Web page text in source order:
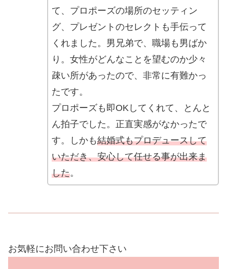
て、プロポーズの場所のセッティン
グ、プレゼントのセレクトも手伝って
くれました。男兄弟で、職場も男ばか
り。女性がどんなことを望むのか少々
疎い所があったので、非常に有難かっ
たです。
プロポーズも即OKしてくれて、とんと
ん拍子でした。正直実感がなかったで
す。しかも結婚式もプロデュースして
いただき、安心して任せる事が出来ま
した。
お気軽にお問い合わせ下さい